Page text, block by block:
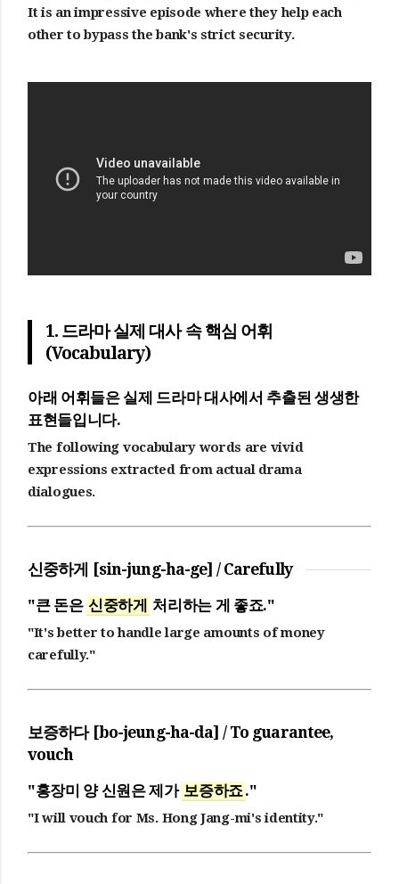
It is an impressive episode where they help each
other to bypass the bank's strict security.
1. 드라마 실제 대사 속 핵심 어휘
(Vocabulary)
아래 어휘들은 실제 드라마 대사에서 추출된 생생한
표현들입니다.
The following vocabulary words are vivid
expressions extracted from actual drama
dialogues.
신중하게 [sin-jung-ha-ge] / Carefully
"큰 돈은 신중하게 처리하는 게 좋죠."
"It's better to handle large amounts of money
carefully."
보증하다 [bo-jeung-ha-da] / To guarantee,
vouch
"홍장미 양 신원은 제가 보증하죠."
"I will vouch for Ms. Hong Jang-mi's identity."